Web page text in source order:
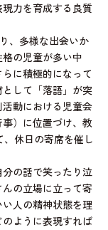
力を育成する良質
、多様な出会いか
の児童が多い中
に積極的になって
して「落語」が突
動における児童会
）に位置づけ、教
休日の寄席を催し
の話で笑ったり泣
の立場に立って寄
人の精神状態を理
ように表現すれば